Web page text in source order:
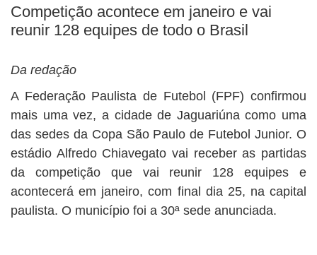
Competição acontece em janeiro e vai
reunir 128 equipes de todo o Brasil
Da redação
A Federação Paulista de Futebol (FPF) confirmou
mais uma vez, a cidade de Jaguariúna como uma
das sedes da Copa São Paulo de Futebol Junior. O
estádio Alfredo Chiavegato vai receber as partidas
da competição que vai reunir 128 equipes e
acontecerá em janeiro, com final dia 25, na capital
paulista. O município foi a 30ª sede anunciada.